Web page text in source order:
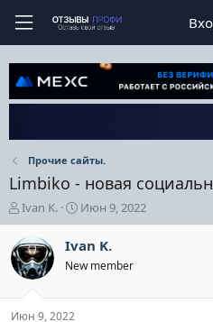
Прочие сайты.
Limbiko - новая
А
в
т
о
р
е
Ivan K.
Д
а
а
н
ч
Июн 9, 2022
Ivan K.
New member
Июн 9, 2022